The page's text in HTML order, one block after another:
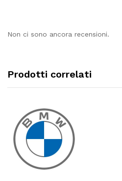
Non ci sono ancora recensioni.
Prodotti correlati